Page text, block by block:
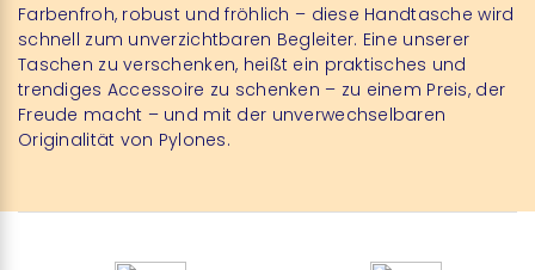
Farbenfroh, robust und fröhlich – diese Handtasche wird
schnell zum unverzichtbaren Begleiter. Eine unserer
Taschen zu verschenken, heißt ein praktisches und
trendiges Accessoire zu schenken – zu einem Preis, der
Freude macht – und mit der unverwechselbaren
Originalität von Pylones.